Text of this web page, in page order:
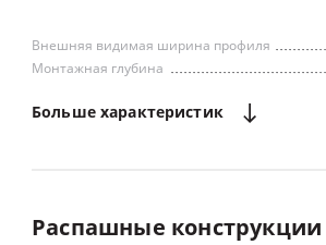
Внешняя видимая ширина профиля
Монтажная глубина
Большехарактеристик
Распашные конструкции